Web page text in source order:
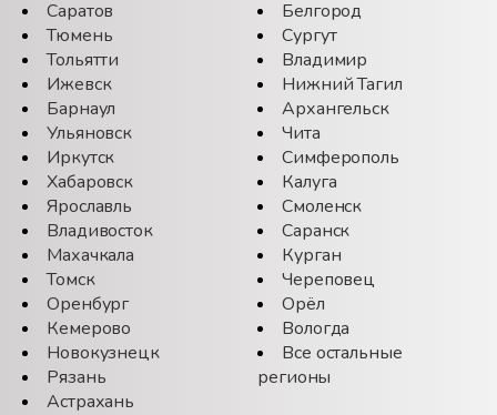
Саратов
Тюмень
Тольятти
Ижевск
Барнаул
Ульяновск
Иркутск
Хабаровск
Ярославль
Владивосток
Махачкала
Томск
Оренбург
Кемерово
Новокузнецк
Рязань
Астрахань
Белгород
Сургут
Владимир
Нижний Тагил
Архангельск
Чита
Симферополь
Калуга
Смоленск
Саранск
Курган
Череповец
Орёл
Вологда
Все остальные
регионы